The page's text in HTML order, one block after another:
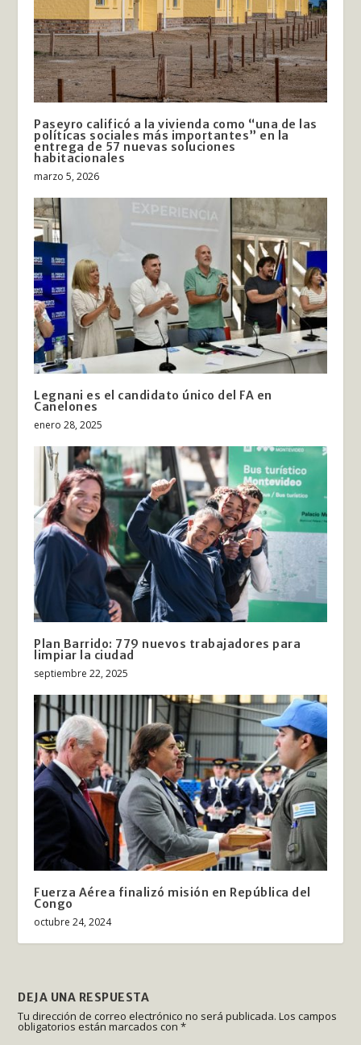
Paseyro calificó a la vivienda como “una de las
políticas sociales más importantes” en la
entrega de 57 nuevas soluciones
habitacionales
marzo 5, 2026
Legnani es el candidato único del FA en
Canelones
enero 28, 2025
Plan Barrido: 779 nuevos trabajadores para
limpiar la ciudad
septiembre 22, 2025
Fuerza Aérea finalizó misión en República del
Congo
octubre 24, 2024
DEJA UNA RESPUESTA
Tu dirección de correo electrónico no será publicada. Los campos
obligatorios están marcados con*